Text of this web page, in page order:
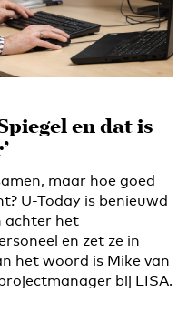
en dat is
maar hoe goed
U-Today is benieuwd
achter het
en zet ze in
het woord is Mike van
bij LISA.